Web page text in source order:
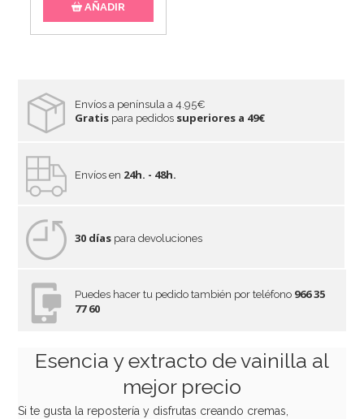
AÑADIR
Envíos a península a 4.95€
Gratis para pedidos superiores a 49€
Envíos en 24h. - 48h.
30 días para devoluciones
Puedes hacer tu pedido también por teléfono 966 35
77 60
Esencia y extracto de vainilla al
mejor precio
Si te gusta la repostería y disfrutas creando cremas,